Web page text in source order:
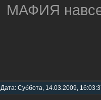
МАФИЯ
Дата: Суббота, 14.03.2009,